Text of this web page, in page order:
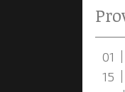
01
15